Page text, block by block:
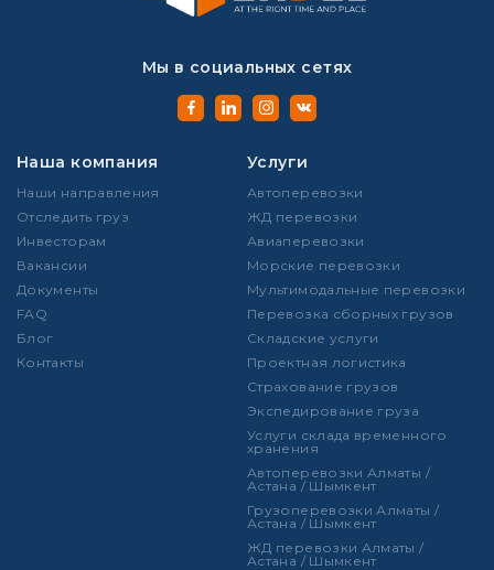
Мы в социальных сетях
Наша компания
Наши направления
Отследить груз
Инвесторам
Вакансии
Документы
FAQ
Блог
Контакты
Услуги
Автоперевозки
ЖД перевозки
Авиаперевозки
Морские перевозки
Мультимодальные перевозки
Перевозка сборных грузов
Складские услуги
Проектная логистика
Страхование грузов
Экспедирование груза
Услуги склада временного
хранения
Автоперевозки Алматы /
Астана / Шымкент
Грузоперевозки Алматы /
Астана / Шымкент
ЖД перевозки Алматы /
Астана / Шымкент